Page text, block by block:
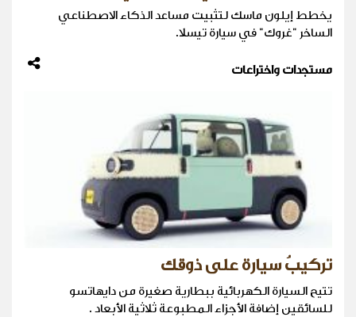
يخطط إيلون ماسك لتثبيت مساعد الذكاء الاصطناعي
الساخر "غروك" في سيارة تيسلا.
مستجدات واختراعات
تركيبُ سيارة على ذوقك
تتيح السيارة الكهربائية ببطارية صغيرة من دايهاتسو
للسائقين إضافة الأجزاء المطبوعة ثلاثية الأبعاد .